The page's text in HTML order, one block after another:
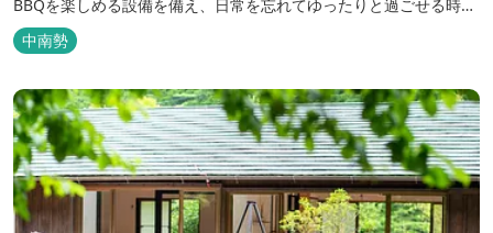
BBQを楽しめる設備を備え、日常を忘れてゆったりと過ごせる時間
が広がります。ペット同伴も可能で、愛犬と一緒に自然を満喫でき
るのも魅力です。 【営業時間】 チェックイン 15：00（早めのチ
ェックインご希望は予約時に要相談） チェックアウト 9：00
【定...
中南勢